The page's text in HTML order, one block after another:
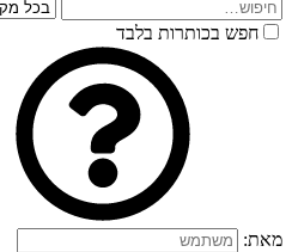
חפש בכותרות בלבד
מאת: